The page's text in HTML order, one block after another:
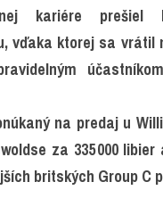
kariére prešiel
vďaka ktorej sa vrátil
na predaj u
za 335 000
britských Group C